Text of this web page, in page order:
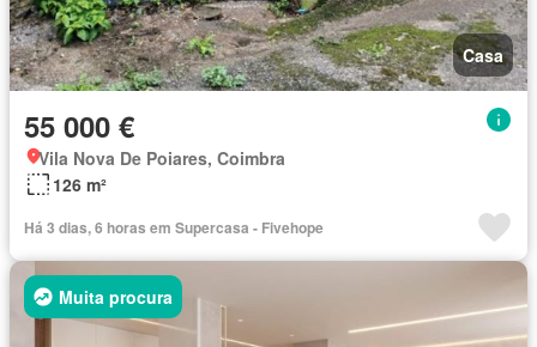
Casa
55 000 €
Vila Nova De Poiares, Coimbra
126 m²
Há 3 dias, 6 horas em Supercasa - Fivehope
Muita procura